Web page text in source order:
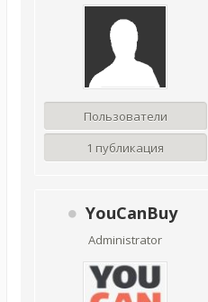
Пользователи
1 публикация
YouCanBuy
Administrator